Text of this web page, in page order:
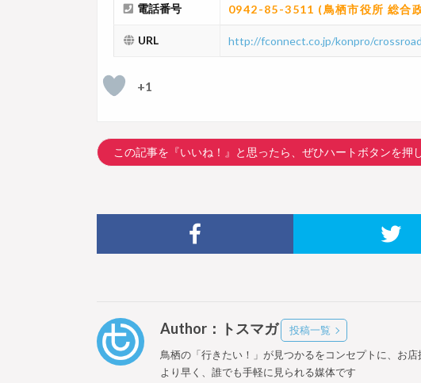
電話番号 0942-85-3511 (鳥栖市役所 総合
URL http://fconnect.co.jp/konpro/
+1
この記事を『いいね！』と思ったら、ぜひハートボタンを押
Author：トスマガ
投稿一覧
鳥栖の「行きたい！」が見つかるをコンセプトに、お
より早く、誰でも手軽に見られる媒体です